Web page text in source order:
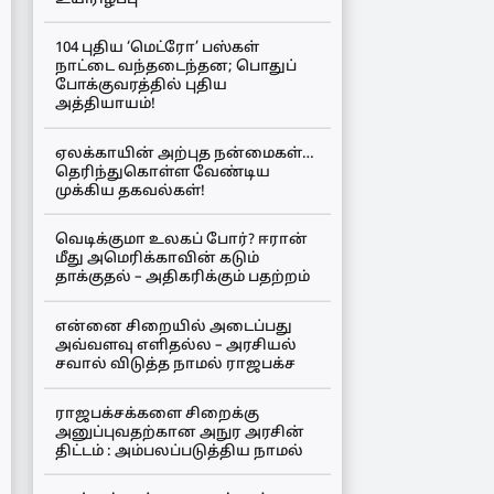
104 புதிய ‘மெட்ரோ’ பஸ்கள்
நாட்டை வந்தடைந்தன; பொதுப்
போக்குவரத்தில் புதிய
அத்தியாயம்!
ஏலக்காயின் அற்புத நன்மைகள்…
தெரிந்துகொள்ள வேண்டிய
முக்கிய தகவல்கள்!
வெடிக்குமா உலகப் போர்? ஈரான்
மீது அமெரிக்காவின் கடும்
தாக்குதல் – அதிகரிக்கும் பதற்றம்
என்னை சிறையில் அடைப்பது
அவ்வளவு எளிதல்ல – அரசியல்
சவால் விடுத்த நாமல் ராஜபக்ச
ராஜபக்சக்களை சிறைக்கு
அனுப்புவதற்கான அநுர அரசின்
திட்டம் : அம்பலப்படுத்திய நாமல்